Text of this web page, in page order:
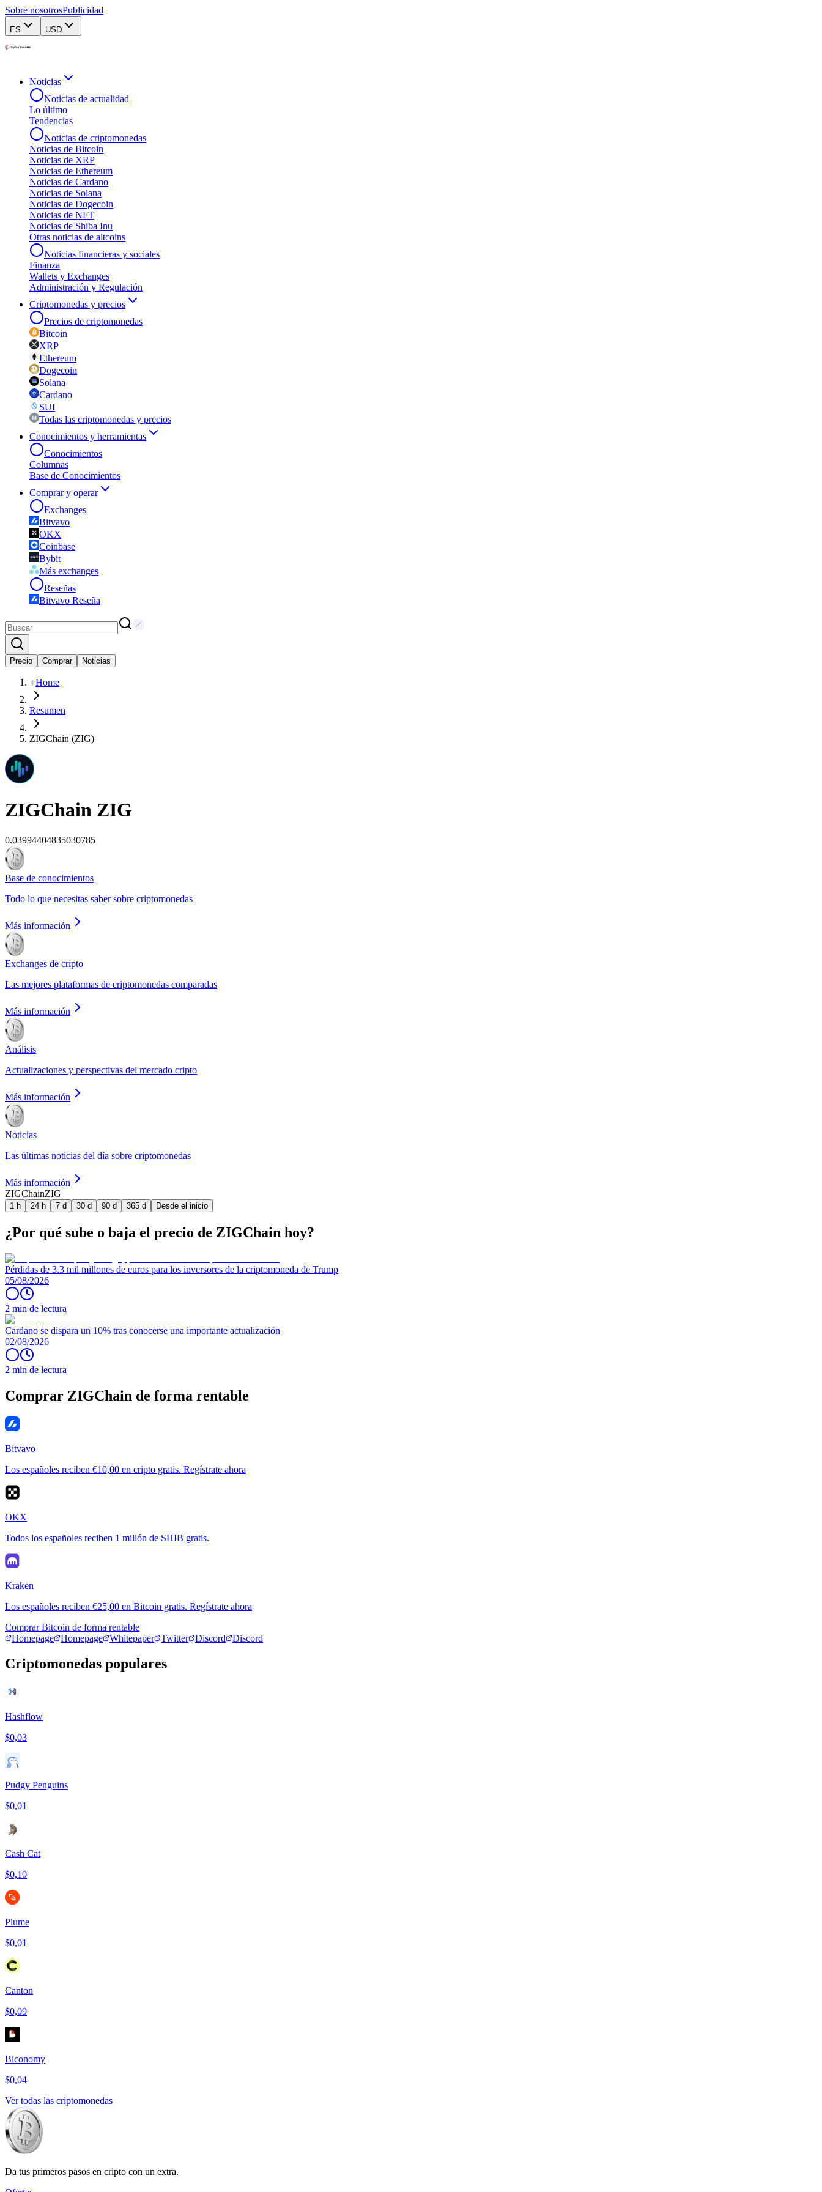
Sobre nosotrosPublicidad
ES USD
Noticias
Noticias de actualidad
Lo último
Tendencias
Noticias de criptomonedas
Noticias de Bitcoin
Noticias de XRP
Noticias de Ethereum
Noticias de Cardano
Noticias de Solana
Noticias de Dogecoin
Noticias de NFT
Noticias de Shiba Inu
Otras noticias de altcoins
Noticias financieras y sociales
Finanza
Wallets y Exchanges
Administración y Regulación
Criptomonedas y precios
Precios de criptomonedas
Bitcoin
XRP
Ethereum
Dogecoin
Solana
Cardano
SUI
Todas las criptomonedas y precios
Conocimientos y herramientas
Conocimientos
Columnas
Base de Conocimientos
Comprar y operar
Exchanges
Bitvavo
OKX
Coinbase
Bybit
Más exchanges
Reseñas
Bitvavo Reseña
Precio Comprar Noticias
Home
Resumen
ZIGChain (ZIG)
ZIGChain ZIG
0.03994404835030785
Base de conocimientos
Todo lo que necesitas saber sobre criptomonedas
Más información
Exchanges de cripto
Las mejores plataformas de criptomonedas comparadas
Más información
Análisis
Actualizaciones y perspectivas del mercado cripto
Más información
Noticias
Las últimas noticias del día sobre criptomonedas
Más información
ZIGChainZIG
1 h 24 h 7 d 30 d 90 d 365 d Desde el inicio
¿Por qué sube o baja el precio de ZIGChain hoy?
Pérdidas de 3.3 mil millones de euros para los inversores de la criptomoneda de Trump
05/08/2026
2 min de lectura
Cardano se dispara un 10% tras conocerse una importante actualización
02/08/2026
2 min de lectura
Comprar ZIGChain de forma rentable
Bitvavo
Los españoles reciben €10,00 en cripto gratis. Regístrate ahora
OKX
Todos los españoles reciben 1 millón de SHIB gratis.
Kraken
Los españoles reciben €25,00 en Bitcoin gratis. Regístrate ahora
Comprar Bitcoin de forma rentable
Homepage
Homepage Whitepaper Twitter Discord Discord
Criptomonedas populares
Hashflow
$0,03
Pudgy Penguins
$0,01
Cash Cat
$0,10
Plume
$0,01
Canton
$0,09
Biconomy
$0,04
Ver todas las criptomonedas
Da tus primeros pasos en cripto con un extra.